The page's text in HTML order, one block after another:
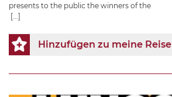
presents to the public the winners of the
[...]
Hinzufügen zu meine Reise